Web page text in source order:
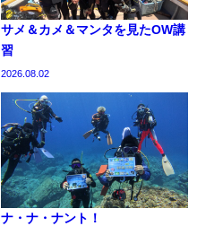
サメ＆カメ＆マンタを見たOW講
習
2026.08.02
ナ・ナ・ナント！